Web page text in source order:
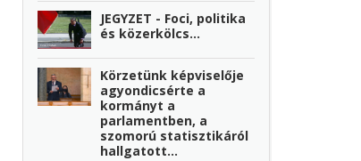
JEGYZET - Foci, politika
és közerkölcs…
Körzetünk képviselője
agyondicsérte a
kormányt a
parlamentben, a
szomorú statisztikáról
hallgatott...